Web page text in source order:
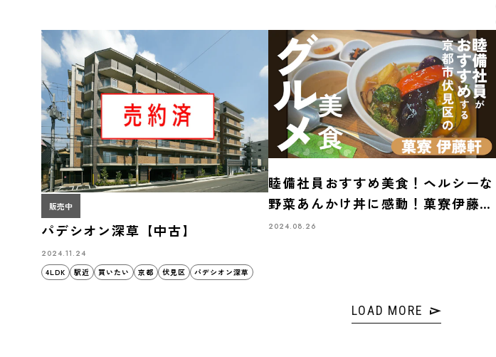
販売中
パデシオン深草【中古】
2024.11.24
4LDK
駅近 買いたい 京都 伏見区 パデシオン深草
睦備社員おすすめ美食！ヘルシーな
野菜あんかけ丼に感動！菓寮伊藤軒
本店でゆったりランチタイム
2024.08.26
LOAD MORE